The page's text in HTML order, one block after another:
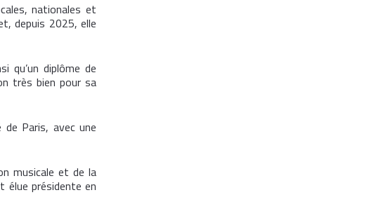
nationales et
depuis 2025, elle
qu’un diplôme de
très bien pour sa
Paris, avec une
musicale et de la
présidente en